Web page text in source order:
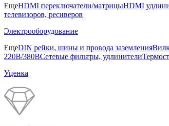
ЕщеHDMI переключатели/матрицыHDMI
телевизоров, ресиверов
Электрооборудование
ЕщеDIN рейки, шины и провода заземления
220В/380ВСетевые фильтры, удлинители
Уценка